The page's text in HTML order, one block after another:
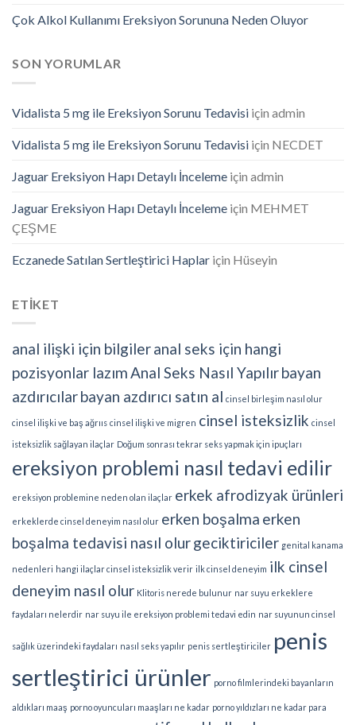
Çok Alkol Kullanımı Ereksiyon Sorununa Neden Oluyor
SON YORUMLAR
Vidalista 5 mg ile Ereksiyon Sorunu Tedavisi için admin
Vidalista 5 mg ile Ereksiyon Sorunu Tedavisi için NECDET
Jaguar Ereksiyon Hapı Detaylı İnceleme için admin
Jaguar Ereksiyon Hapı Detaylı İnceleme için MEHMET
ÇEŞME
Eczanede Satılan Sertleştirici Haplar için Hüseyin
ETİKET
anal ilişki için bilgileranal seks için hangi
pozisyonlar lazımAnal Seks Nasıl Yapılırbayan
azdırıcılarbayan azdırıcı satın al cinsel birleşim nasıl olur
cinsel ilişki ve baş ağrııs cinsel ilişki ve migren cinsel isteksizlik cinsel
isteksizlik sağlayan ilaçlar Doğum sonrası tekrar seks yapmak için ipuçları
ereksiyon problemi nasıl tedavi edilir
ereksiyon problemine neden olan ilaçlar erkek afrodizyak ürünleri
erkeklerde cinsel deneyim nasıl olur erken boşalma erken
boşalma tedavisi nasıl olurgeciktiriciler genital kanama
nedenleri hangi ilaçlar cinsel isteksizlik verir ilk cinsel deneyim ilk cinsel
deneyim nasıl olur Klitoris nerede bulunur nar suyu erkeklere
faydaları nelerdir nar suyu ile ereksiyon problemi tedavi edin nar suyunun cinsel
sağlık üzerindeki faydaları nasıl seks yapılır penis sertleştiriciler penis
sertleştirici ürünler porno filmlerindeki bayanların
aldıkları maaş porno oyuncuları maaşları ne kadar porno yıldızları ne kadar para